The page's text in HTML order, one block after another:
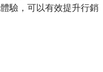
驗，可以有效提升行銷